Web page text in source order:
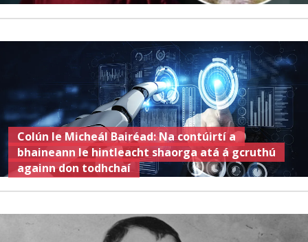
Colún le Micheál Bairéad: Na contúirtí a
bhaineann le hintleacht shaorga atá á gcruthú
againn don todhchaí